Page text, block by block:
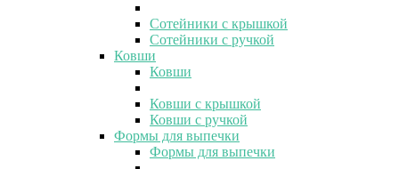
Сотейники с крышкой
Сотейники с ручкой
Ковши
Ковши
Ковши с крышкой
Ковши с ручкой
Формы для выпечки
Формы для выпечки